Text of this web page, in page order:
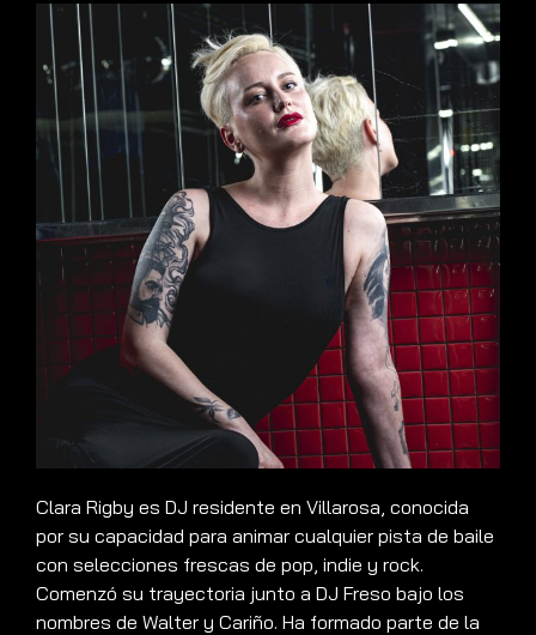
Clara Rigby es DJ residente en Villarosa, conocida
por su capacidad para animar cualquier pista de baile
con selecciones frescas de pop, indie y rock.
Comenzó su trayectoria junto a DJ Freso bajo los
nombres de Walter y Cariño. Ha formado parte de la